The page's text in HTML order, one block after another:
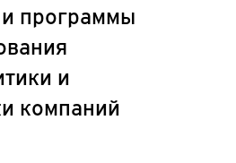
программы
и
компаний